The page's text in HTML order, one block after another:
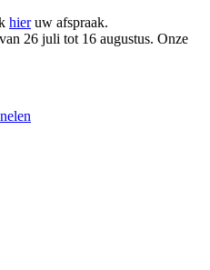
hieruw afspraak.
26 juli tot 16 augustus. Onze